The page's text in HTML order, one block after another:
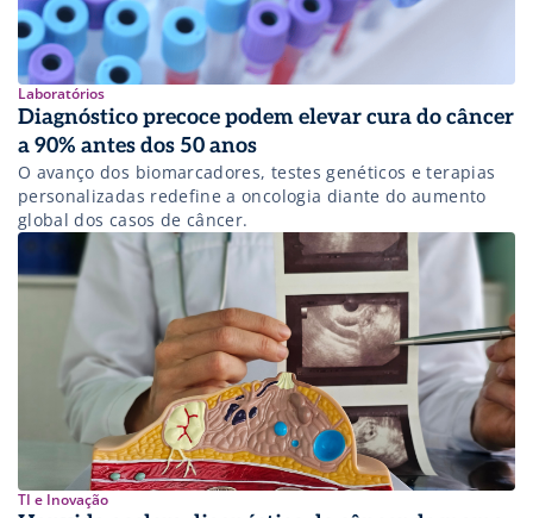
Laboratórios
Diagnóstico precoce podem elevar cura do câncer
a 90% antes dos 50 anos
O avanço dos biomarcadores, testes genéticos e terapias
personalizadas redefine a oncologia diante do aumento
global dos casos de câncer.
TI e Inovação